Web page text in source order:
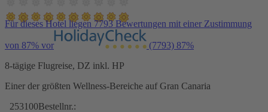
Für dieses Hotel liegen 7793 Bewertungen mit einer Zustimmung
von 87% vor (7793) 87%
8-tägige Flugreise, DZ inkl. HP
Einer der größten Wellness-Bereiche auf Gran Canaria
253100Bestellnr.: